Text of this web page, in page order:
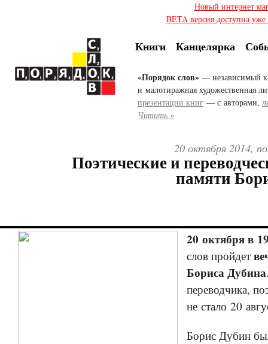
Новый интернет
BETA версия доступна
Книги Канцелярка
«Порядок слов» — независимый
и малотиражная художественная
презентации книг — с авторами,
Читать »
20 октября 2014,
Поэтические и
памяти
20 октября в
слов пройдет
Бориса Дубина
переводчика,
не стало 20
Борис Дубин